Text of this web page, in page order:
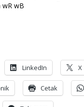
wR wB
LinkedIn X
Cetak